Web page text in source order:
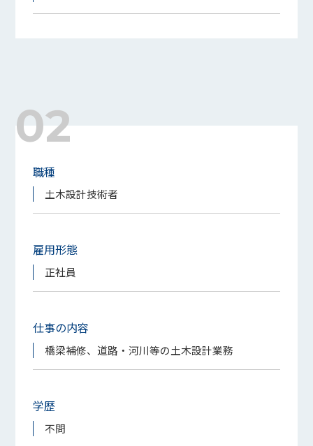
02
職種
土木設計技術者
雇用形態
正社員
仕事の内容
橋梁補修、道路・河川等の土木設計業務
学歴
不問